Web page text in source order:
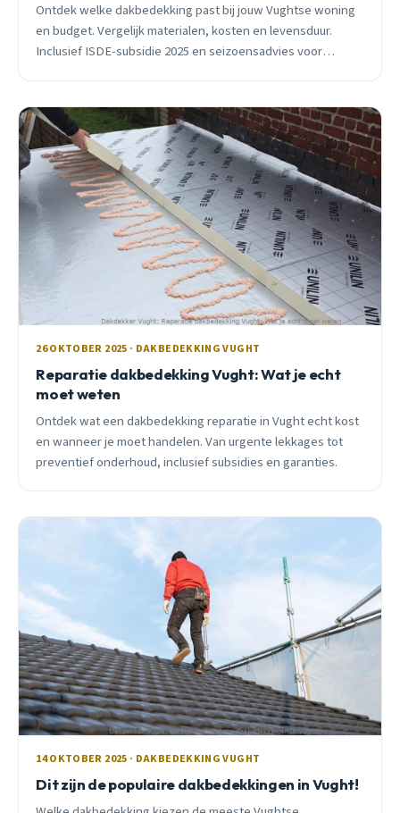
Ontdek welke dakbedekking past bij jouw Vughtse woning
en budget. Vergelijk materialen, kosten en levensduur.
Inclusief ISDE-subsidie 2025 en seizoensadvies voor
26 OKTOBER 2025 · DAKBEDEKKING VUGHT
Reparatie dakbedekking Vught: Wat je echt
moet weten
Ontdek wat een dakbedekking reparatie in Vught echt kost
en wanneer je moet handelen. Van urgente lekkages tot
preventief onderhoud, inclusief subsidies en garanties.
14 OKTOBER 2025 · DAKBEDEKKING VUGHT
Dit zijn de populaire dakbedekkingen in Vught!